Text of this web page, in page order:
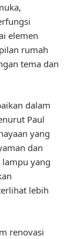
elemen
rumah
tema dan
dalam
Paul
yang
dan
yang
lebih
renovasi